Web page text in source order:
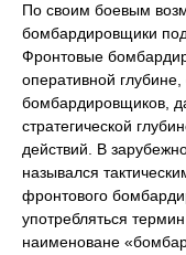
По своим боевым
бомбардировщики
Фронтовые
оперативной
бомбардировщиков,
стратегической
действий. В
назывался
фронтового
употребляться
наименоване